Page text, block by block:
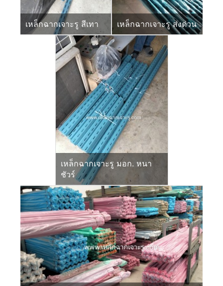
เหล็กฉากเจาะรู สีเทา เหล็กฉากเจาะรู ส่งด่วน
เหล็กฉากเจาะรู มอก. หนา
ชัวร์